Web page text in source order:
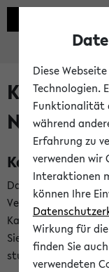
Newsfeeds
Das eKVV bietet
Sie einen
studienbezogenen
Diese
Technologien.
Funktionalität
während
Erfahrung zu
verwenden wir
Interaktionen
können Ihre
Wirkung für
finden Sie
verwendeten